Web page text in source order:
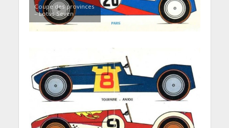
Coupe des provinces
– Lotus Seven